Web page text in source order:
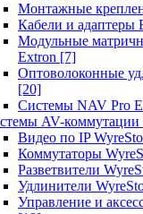
Монтажные
Кабели и адаптеры
Модульные
Extron [7]
Оптоволоконные
[20]
Системы NAV Pro
AV-коммутации
Видео по IP
Коммутаторы
Разветвители
Удлинители
Управление и